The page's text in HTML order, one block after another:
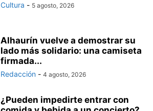
Cultura - 5 agosto, 2026
Alhaurín vuelve a demostrar su
lado más solidario: una camiseta
firmada...
Redacción - 4 agosto, 2026
¿Pueden impedirte entrar con